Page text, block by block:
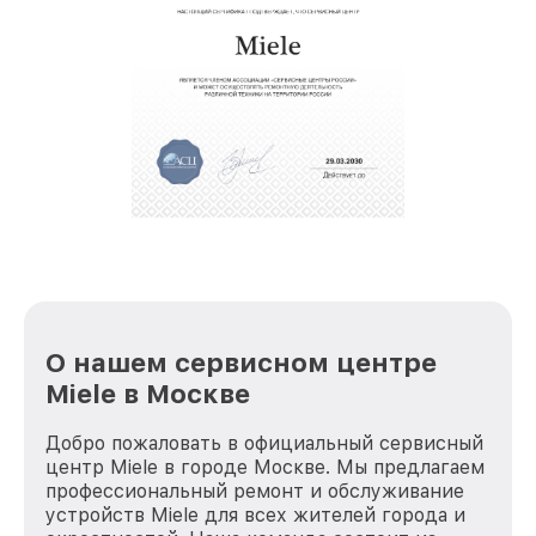
обеспечат доставку устройств в сервис в
За годы своей деятельности мы получали только
репутацию. Мы постоянно совершенствуемся и
стараемся каждый день делать наш сервис еще
О нашем сервисном центре
Miele в Москве
Добро пожаловать в официальный сервисный
центр Miele в городе Москве. Мы предлагаем
профессиональный ремонт и обслуживание
устройств Miele для всех жителей города и